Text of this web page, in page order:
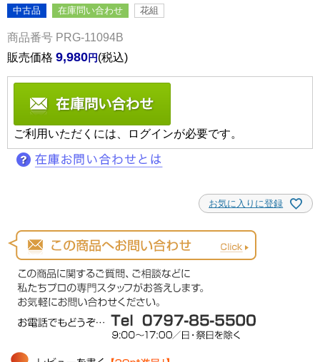
中古品 在庫問い合わせ 花組
商品番号 PRG-11094B
販売価格 9,980 税込
ご利用いただくには、ログインが必要です。
お気に入りに登録